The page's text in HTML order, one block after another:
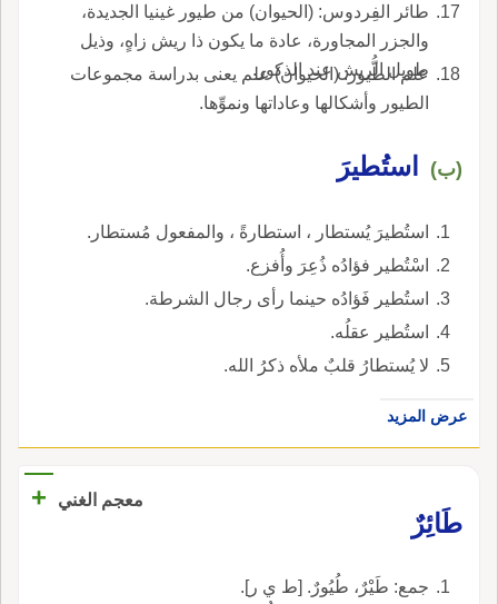
طائر الفِردوس: (الحيوان) من طيور غينيا الجديدة،
والجزر المجاورة، عادة ما يكون ذا ريش زاهٍ، وذيل
طويل الريش عند الذكور.
علم الطُّيور: (الحيوان) علم يعنى بدراسة مجموعات
الطيور وأشكالها وعاداتها ونموِّها.
(ب) استُطيرَ
استُطيرَ يُستطار ، استطارةً ، والمفعول مُستطار.
اسْتُطير فؤادُه ذُعِرَ وأُفزع.
استُطير فَؤادُه حينما رأى رجال الشرطة.
استُطير عقلُه.
لا يُستطارُ قلبٌ ملأه ذكرُ الله.
عرض المزيد
معجم الغني
+
طَائِرٌ
جمع: طَيْرٌ، طُيُورٌ. [ط ي ر].